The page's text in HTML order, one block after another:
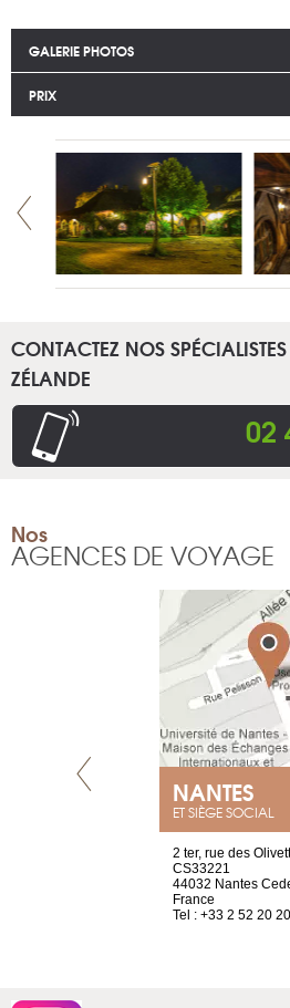
GALERIE PHOTOS
PRIX
CONTACTEZ NOS
ZÉLANDE
02
Nos
AGENCES DE VOYAGE
NANTES
ET SIÈGE SOCIAL
2 ter, rue des
CS33221
44032 Nantes
France
Tel : +33 2 52 20